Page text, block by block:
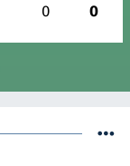
0 0